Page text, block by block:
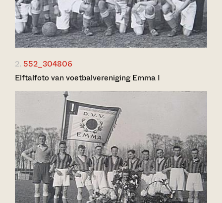
2. 552_304806
Elftalfoto van voetbalvereniging Emma I